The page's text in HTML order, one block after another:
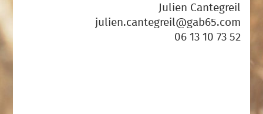
Julien Cantegreil
julien.cantegreil@gab65.com
06 13 10 73 52